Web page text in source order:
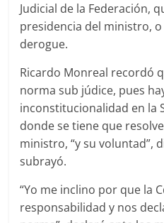
Judicial de la Federación,
presidencia del ministro,
derogue.
Ricardo Monreal recordó
norma sub júdice, pues
inconstitucionalidad en la
donde se tiene que
ministro, “y su voluntad”,
subrayó.
“Yo me inclino por que la
responsabilidad y nos